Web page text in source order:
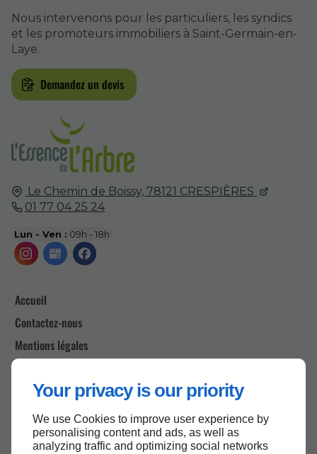
Your privacy is our priority
We use Cookies to improve user experience by
personalising content and ads, as well as
analyzing traffic and optimizing social networks
Le Chemin de Boissy, 78121 CRESPIÈRES
01 77 04 25 24
Lun - Ven : 09h - 18h
Accueil
Contactez-nous
Mentions légales
Nous intervenons pour les particuliers, les syndics
et les promoteurs immobiliers à Saint-Germain-en-
Laye.
Demandez un devis
Haut de page